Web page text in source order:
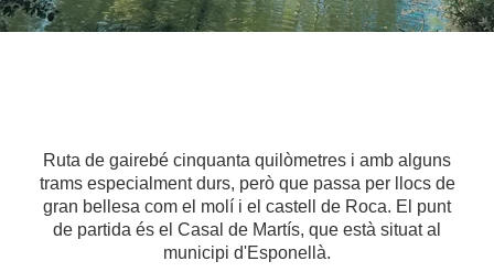
Ruta de gairebé cinquanta quilòmetres i amb alguns
trams especialment durs, però que passa per llocs de
gran bellesa com el molí i el castell de Roca. El punt
de partida és el Casal de Martís, que està situat al
municipi d'Esponellà.